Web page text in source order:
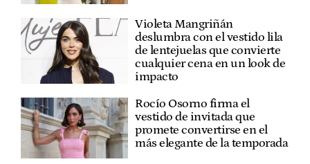
Violeta Mangriñán
deslumbra con el vestido lila
de lentejuelas que convierte
cualquier cena en un look de
impacto
Rocío Osorno firma el
vestido de invitada que
promete convertirse en el
más elegante de la temporada